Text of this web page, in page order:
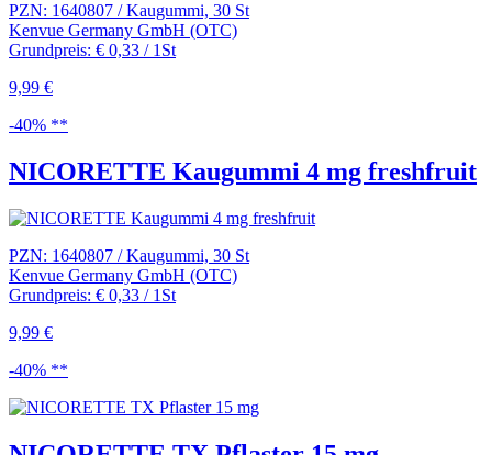
PZN: 1640807 / Kaugummi, 30 St
Kenvue Germany GmbH (OTC)
Grundpreis: € 0,33 / 1St
9,99 €
-40% **
NICORETTE Kaugummi 4 mg freshfruit
PZN: 1640807 / Kaugummi, 30 St
Kenvue Germany GmbH (OTC)
Grundpreis: € 0,33 / 1St
9,99 €
-40% **